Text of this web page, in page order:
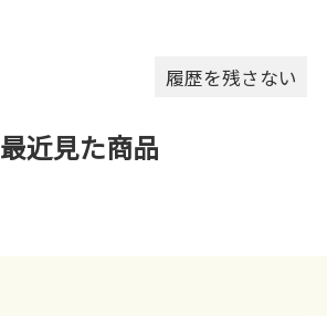
履歴を残さない
最近見た商品